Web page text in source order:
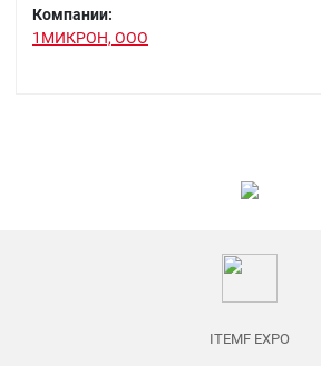
Компании:
1МИКРОН, ООО
ITEMF EXPO